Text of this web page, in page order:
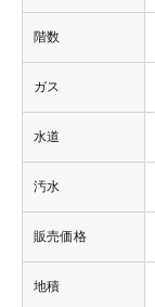
階数
ガス
水道
汚水
販売価格
地積